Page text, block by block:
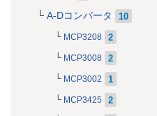
A-Dコンバータ 10
MCP3208 2
MCP3008 2
MCP3002 1
MCP3425 2